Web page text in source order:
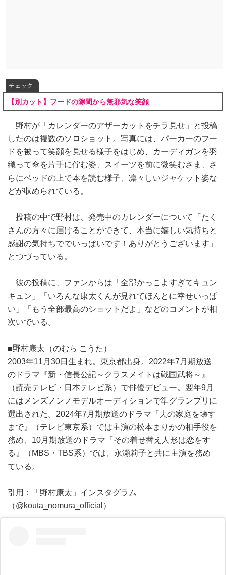
チェック
【別カット】フードの隙間から無邪気な笑顔
野村が「カレンダーのアザーカットをチラ見せ」と投稿
したのは複数のソロショット。写真には、パーカーのフー
ドを被って笑顔を見せる様子をはじめ、カーディガンを羽
織って傘を片手に佇む姿、スイーツを前に微笑むさま、さ
らにベッドの上で本を読む様子、凛々しいジャケット姿な
どが収められている。
投稿の中で野村は、発売中のカレンダーについて「たく
さんの方々に届けることができて、本当に嬉しい気持ちと
感謝の気持ちででいっぱいです！ありがとうございます」
とつづっている。
彼の投稿に、ファンからは「全部かっこよすぎてキュン
キュン」「いろんな康太くんが見れてほんとに幸せいっぱ
い」「もう全部最高のショットだよ」などのコメントが相
次いでいる。
■野村康太（のむら こうた）
2003年11月30日生まれ。東京都出身。2022年7月期放送
のドラマ『新・信長公記～クラスメイトは戦国武将～』
（読売テレビ・日本テレビ系）で俳優デビュー。翌年9月
にはメンズノンノモデルオーディションで準グランプリに
選出された。2024年7月期放送のドラマ『夫の家庭を壊す
まで』（テレビ東京系）では主演の松本まりかの相手役を
務め、10月期放送のドラマ『その着せ替え人形は恋をす
る』（MBS・TBS系）では、永瀬莉子と共に主演を務め
ている。
引用：「野村康太」インスタグラム
（@kouta_nomura_official）